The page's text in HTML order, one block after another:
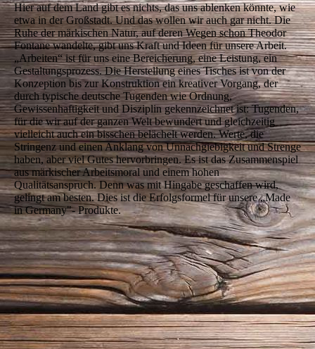
Hier auf dem Land gibt es nichts, das uns ablenken könnte, wie
etwa in der Großstadt. Und das wollen wir auch gar nicht. Die
Ruhe der märkischen Natur, auf deren Wegen schon Theodor
Fontane wandelte, gibt uns Kraft und Ideen für unsere Arbeit.
„Arbeiten“ ist für uns eine Bereicherung, eine Leistung, ein
Gestaltungsprozess. Die Herstellung eines Tisches ist von der
Konzeption bis zur Konstruktion ein kreativer Vorgang, der
durch typische deutsche Tugenden wie Ordnung,
Gewissenhaftigkeit und Disziplin gekennzeichnet ist: Tugenden,
für die wir auf der ganzen Welt bewundert und gleichzeitig
vielleicht auch ein bisschen belächelt werden. Werte, die
Stringenz und einen Anklang von Unnachgiebigkeit und Strenge
haben, aber viel Gutes hervorbringen. Es ist das Zusammenspiel
aus märkischer Arbeitsmoral und einem hohen
Qualitätsanspruch. Denn was mit Hingabe geschaffen wird,
gelingt am besten. Dies ist die Erfolgsformel für unsere „Made
in Germany"- Produkte.